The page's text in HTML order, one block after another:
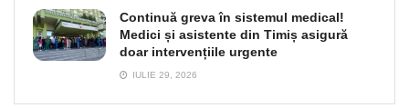
Continuă greva în sistemul medical!
Medici și asistente din Timiș asigură
doar intervențiile urgente
IULIE 29, 2026